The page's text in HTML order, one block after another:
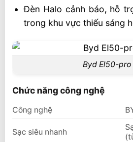
Đèn Halo cảnh báo, hỗ
trong khu vực thiếu sáng
Byd El50-pro
Chức năng công nghệ
Công nghệ
Sạc siêu nhanh